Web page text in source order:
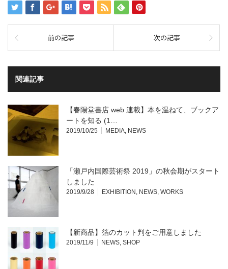
前の記事 次の記事
関連記事
【春陽堂書店 web 連載】本を温ねて、ブックア
ートを知る (1…
2019/10/25 MEDIA, NEWS
「瀬戸内国際芸術祭 2019」の秋会期がスタート
しました
2019/9/28 EXHIBITION, NEWS, WORKS
【新商品】箔のカット判をご用意しました
2019/11/9 NEWS, SHOP